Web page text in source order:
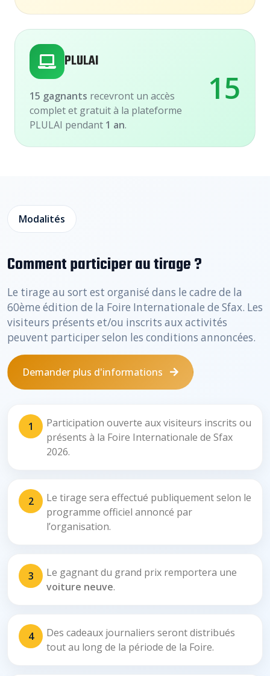
PLULAI
15 gagnants recevront un accès
complet et gratuit à la plateforme
PLULAI pendant 1 an.
15
Modalités
Comment participer au tirage ?
Le tirage au sort est organisé dans le cadre de la
60ème édition de la Foire Internationale de Sfax. Les
visiteurs présents et/ou inscrits aux activités
peuvent participer selon les conditions annoncées.
Demander plus d'informations
1
Participation ouverte aux visiteurs inscrits ou
présents à la Foire Internationale de Sfax
2026.
2
Le tirage sera effectué publiquement selon le
programme officiel annoncé par
l’organisation.
3
Le gagnant du grand prix remportera une
voiture neuve.
4
Des cadeaux journaliers seront distribués
tout au long de la période de la Foire.